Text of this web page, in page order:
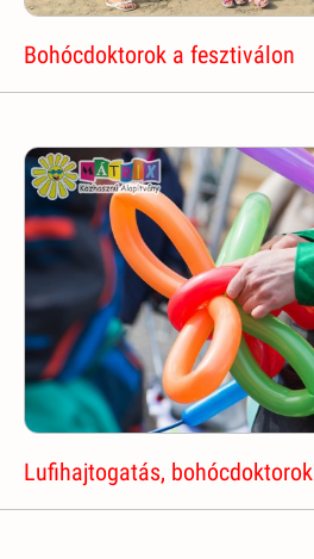
Bohócdoktorok a fesztiválon
Lufihajtogatás, bohócdoktorok